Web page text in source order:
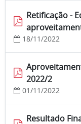
Retificação -
18/11/2022
2022/2
01/11/2022
Resultado